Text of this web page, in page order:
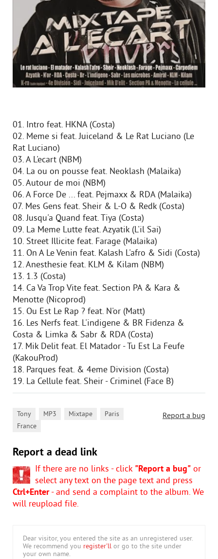
01. Intro feat. HKNA (Costa)
02. Meme si feat. Juiceland & Le Rat Luciano (Le
Rat Luciano)
03. A L'ecart (NBM)
04. La ou on pousse feat. Neoklash (Malaika)
05. Autour de moi (NBM)
06. A Force De ... feat. Pejmaxx & RDA (Malaika)
07. Mes Gens feat. Sheir & L-O & Redk (Costa)
08. Jusqu'a Quand feat. Tiya (Costa)
09. La Meme Lutte feat. Azyatik (L'il Sai)
10. Street Illicite feat. Farage (Malaika)
11. On A Le Venin feat. Kalash L'afro & Sidi (Costa)
12. Anesthesie feat. KLM & Kilam (NBM)
13. 1.3 (Costa)
14. Ca Va Trop Vite feat. Section PA & Kara &
Menotte (Nicoprod)
15. Ou Est Le Rap ? feat. N'or (Matt)
16. Les Nerfs feat. L'indigene & BR Fidenza &
Costa & Limka & Sabr & RDA (Costa)
17. Mik Delit feat. El Matador - Tu Est La Feufe
(KakouProd)
18. Parques feat. & 4eme Division (Costa)
19. La Cellule feat. Sheir - Criminel (Face B)
Report a bug
Tony MP3 Mixtape Paris
France
Report a dead link
If there are no links - click "Report a bug" or
select any text on the page text and press
Ctrl+Enter- and send a complaint to the album. We
will reupload file.
Dear visitor, you entered the site as an unregistered user.
We recommend you register'll or go to the site under
your own name.